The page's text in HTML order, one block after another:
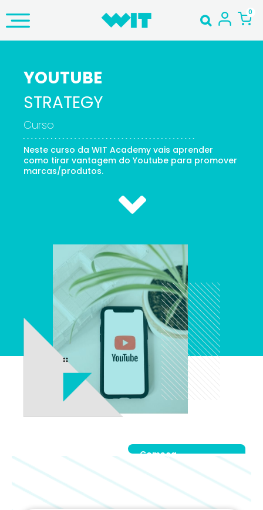
YOUTUBE
STRATEGY
Curso
Neste curso da WIT Academy vais aprender
como tirar vantagem do Youtube para promover
marcas/produtos.
Começa